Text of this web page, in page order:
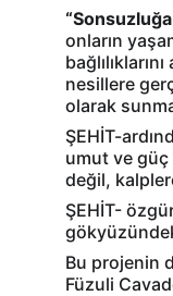
onların
nesillere
olarak
ŞEHİT-
umut ve güç
değil,
ŞEHİT-
Bu projenin
Füzuli